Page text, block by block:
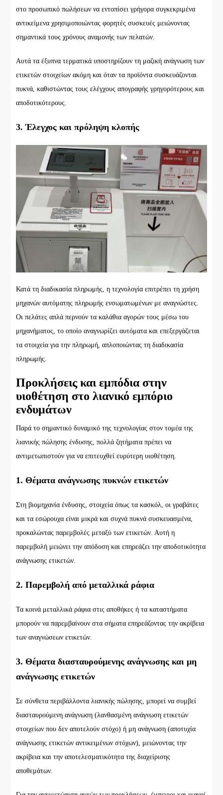
στο προσωπικό πωλήσεων να εντοπίσει γρήγορα συγκεκριμένα
αντικείμενα χρησιμοποιώντας φορητές συσκευές μειώνοντας
σημαντικά τους χρόνους αναμονής των πελατών.
Αυτά τα έξυπνα τερματικά υποστηρίζουν τη μαζική ανάγνωση των
ετικετών στοιχείων ακόμη και όταν τα προϊόντα συσκευάζονται
πυκνά, καθιστώντας τους ελέγχους απογραφής γρηγορότερους και
αποδοτικότερους.
3. Έλεγχος και πρόληψη κλοπής
Κατά τη διαδικασία πληρωμής, η τεχνολογία επιτρέπει τη χρήση
μηχανών αυτόματης πληρωμής ενσωματωμένων με αναγνώστες.
Οι πελάτες απλά περνούν τα καλάθια αγορών τους μέσω του
μηχανήματος, το οποίο αναγνωρίζει αυτόματα και επεξεργάζεται
τα στοιχεία για την πληρωμή, απλοποιώντας τη διαδικασία
πληρωμής.
Προκλήσεις και εμπόδια στην
υιοθέτηση στο λιανικό εμπόριο
ενδυμάτων
Παρά το σημαντικό δυναμικό της τεχνολογίας στον τομέα της
λιανικής πώλησης ένδυσης, πολλά ζητήματα πρέπει να
αντιμετωπιστούν για να επιτευχθεί ευρύτερη υιοθέτηση.
1. Θέματα ανάγνωσης πυκνών ετικετών
Στη βιομηχανία ένδυσης, στοιχεία όπως τα κασκόλ, οι γραβάτες
και τα εσώρουχα είναι μικρά και συχνά πυκνά συσκευασμένα,
προκαλώντας παρεμβολές μεταξύ των ετικετών. Αυτή η
παρεμβολή μειώνει την απόδοση και επηρεάζει την αποδοτικότητα
ανάγνωσης ετικετών.
2. Παρεμβολή από μεταλλικά ράφια
Τα κοινά μεταλλικά ράφια στις αποθήκες ή τα καταστήματα
μπορούν να παρεμβαίνουν στα σήματα επηρεάζοντας την ακρίβεια
των αναγνώσεων ετικετών.
3. Θέματα διασταυρούμενης ανάγνωσης και μη
ανάγνωσης ετικετών
Σε σύνθετα περιβάλλοντα λιανικής πώλησης, μπορεί να συμβεί
διασταυρούμενη ανάγνωση (λανθασμένη ανάγνωση ετικετών
στοιχείων που δεν αποτελούν στόχο) ή μη ανάγνωση (αποτυχία
ανάγνωσης ετικετών αντικειμένων στόχων), μειώνοντας την
ακρίβεια και την αποτελεσματικότητα της διαχείρισης
αποθεμάτων.